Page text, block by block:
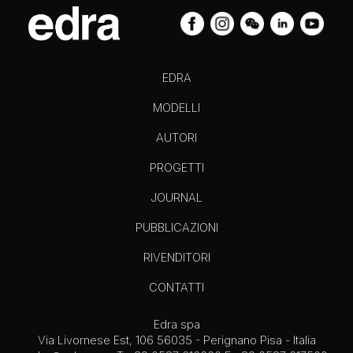
EDRA
MODELLI
AUTORI
PROGETTI
JOURNAL
PUBBLICAZIONI
RIVENDITORI
CONTATTI
Edra spa
Via Livornese Est, 106 56035 - Perignano Pisa - Italia